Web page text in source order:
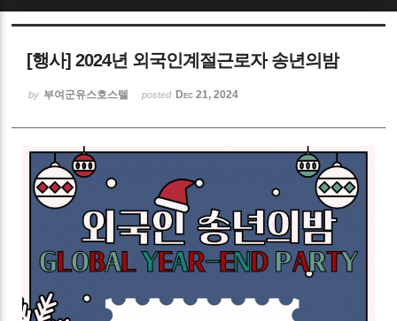
[행사] 2024년 외국인계절근로자 송년의밤
by 부여군유스호스텔 posted Dec 21, 2024
Sketchbook5, 스케치북5
Sketchbook5, 스케치북5